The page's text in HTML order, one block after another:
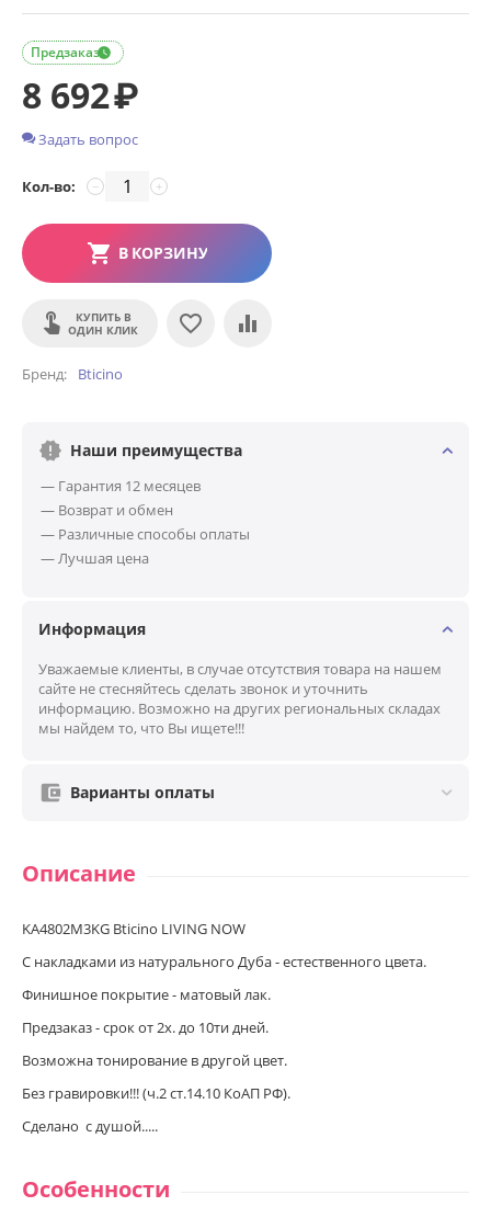

Предзаказ
8 692₽
Задать вопрос
Кол-во: +
−
В КОРЗИНУ
КУПИТЬ В
ОДИН КЛИК
Бренд Bticino
Наши преимущества
— Гарантия 12 месяцев
— Возврат и обмен
— Различные способы оплаты
— Лучшая цена
Информация
Уважаемые клиенты, в случае отсутствия товара на нашем
сайте не стесняйтесь сделать звонок и уточнить
информацию. Возможно на других региональных складах
мы найдем то, что Вы ищете!!!
Варианты оплаты
Описание
KA4802M3KG Bticino LIVING NOW
С накладками из натурального Дуба - естественного цвета.
Финишное покрытие - матовый лак.
Предзаказ - срок от 2х. до 10ти дней.
Возможна тонирование в другой цвет.
Без гравировки!!! (ч.2 ст.14.10 КоАП РФ).
Сделано с душой.....
Особенности